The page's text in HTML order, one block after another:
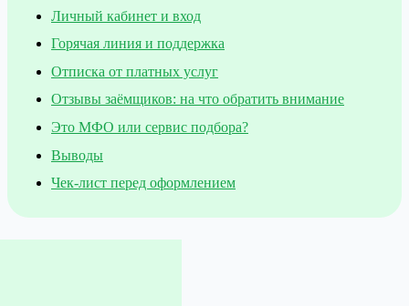
Личный кабинет и вход
Горячая линия и поддержка
Отписка от платных услуг
Отзывы заёмщиков: на что обратить внимание
Это МФО или сервис подбора?
Выводы
Чек-лист перед оформлением